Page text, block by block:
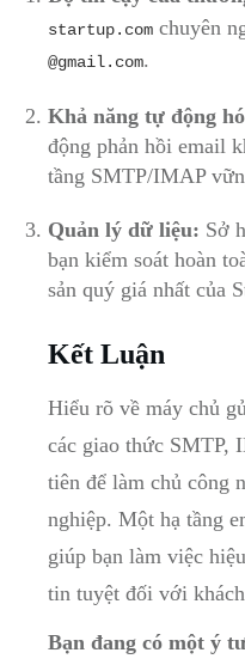
startup.com chuyên
@gmail.com.
Khả năng tự động
động phản hồi email
tầng SMTP/IMAP
Quản lý dữ liệu: Sở
bạn kiểm soát hoàn
sản quý giá nhất của
Kết Luận
Hiểu rõ về máy chủ
các giao thức SMTP,
tiên để làm chủ công
nghiệp. Một hạ tầng
giúp bạn làm việc
tin tuyệt đối với
Bạn đang có một ý